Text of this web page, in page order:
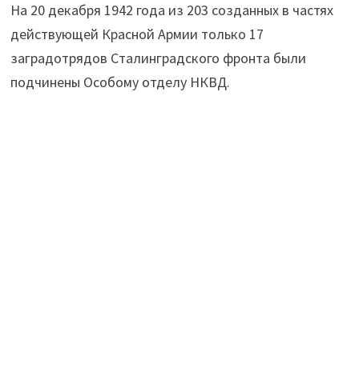
На 20 декабря 1942 года из 203 созданных в частях
действующей Красной Армии только 17
заградотрядов Сталинградского фронта были
подчинены Особому отделу НКВД.